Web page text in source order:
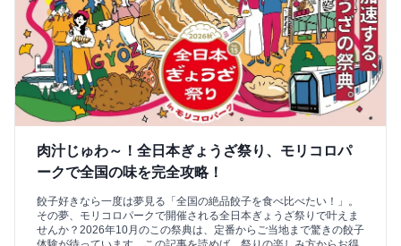
肉汁じゅわ～！全日本ぎょうざ祭り、モリコロパ
ークで全国の味を完全攻略！
餃子好きなら一度は夢見る「全国の絶品餃子を食べ比べたい！」。
その夢、モリコロパークで開催される全日本ぎょうざ祭りで叶えま
せんか？2026年10月のこの祭典は、定番からご当地まで驚きの餃子